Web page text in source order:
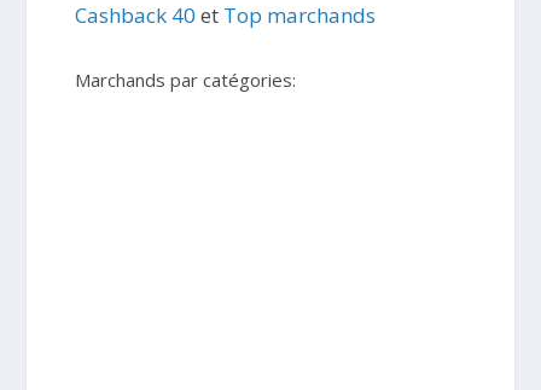
Cashback 40 et Top marchands
Marchands par catégories: